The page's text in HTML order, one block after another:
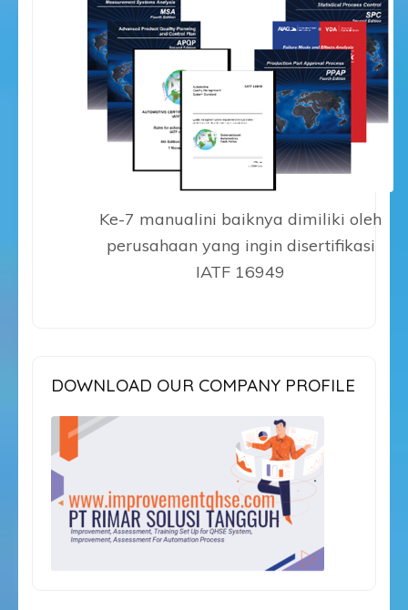
Ke-7 manualini baiknya dimiliki oleh
perusahaan yang ingin disertifikasi
IATF 16949
DOWNLOAD OUR COMPANY PROFILE